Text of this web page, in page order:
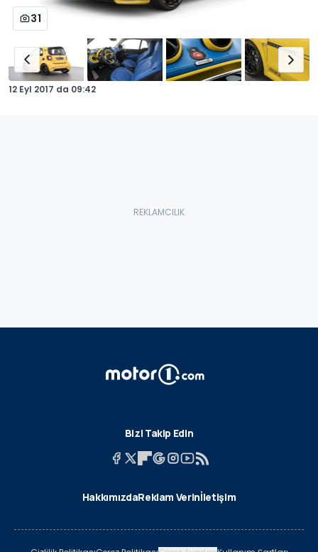
31
12 Eyl 2017 da 09:42
Bizi Takip Edin
HakkımızdaReklam Verinİletişim